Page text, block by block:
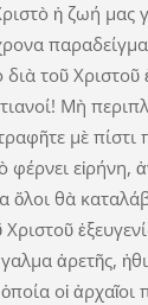
ἡ ζωή μας
τοῦ Χριστοῦ
Μὴ
μὲ πίστι
εἰρήνη,
ὅλοι θὰ
ἀρετῆς,
οἱ ἀρχαῖοι